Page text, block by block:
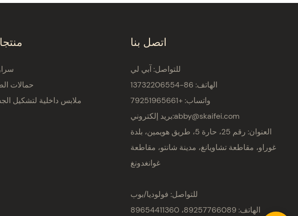
حمالات
ملابس داخلية لتشكيل
اتصل بنا
للتواصل: آبي لي
الهاتف: 86-13732206554
واتساب: +79251965661
بريد إلكتروني:abby@skaifei.com
العنوان:
رقم 25، حارة 5، طريق هويمين، بلدة
غوراو، مقاطعة تشاويانغ، مدينة شانتو، مقاطعة
غوانغدونغ
للتواصل: فولوديا/بوب
الهاتف: 89257766089، 89654411360